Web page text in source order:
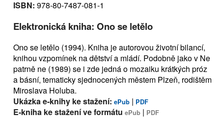
ISBN: 978-80-7487-081-1
Elektronická kniha: Ono se letělo
Ono se letělo (1994). Kniha je autorovou životní bilancí,
knihou vzpomínek na dětství a mládí. Podobně jako v Ne
patrně ne (1989) se i zde jedná o mozaiku krátkých próz
a básní, tematicky sjednocených městem Plzeň, rodištěm
Miroslava Holuba.
Ukázka e-knihy ke stažení: ePub | PDF
E-kniha ke stažení ve formátu ePub | PDF